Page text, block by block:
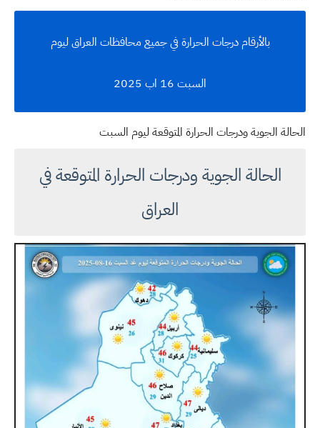
بالأرقام درجات الحرارة في جميع محافظات العراق ليوم
السبت 16 اب 2025
الحالة الجوية ودرجات الحرارة المتوقعة ليوم السبت
الحالة الجوية ودرجات الحرارة المتوقعة في
العراق